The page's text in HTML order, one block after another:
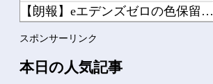
【朗報】eエデンズゼロの色保留変化の信頼度ｗｗｗｗｗｗｗｗｗ...
スポンサーリンク
本日の人気記事